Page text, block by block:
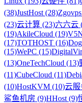
(38)JustHost (28)
(23)云计算 (23)六六云
(19)AkileCloud (19)
(17)TOTHOST (16)
(15)WePC (15)
(13)OneTechCloud (13)
(11)CubeCloud (11)
(10)HostKVM (10)云服
鲨鱼机房 (9)HHost (9)